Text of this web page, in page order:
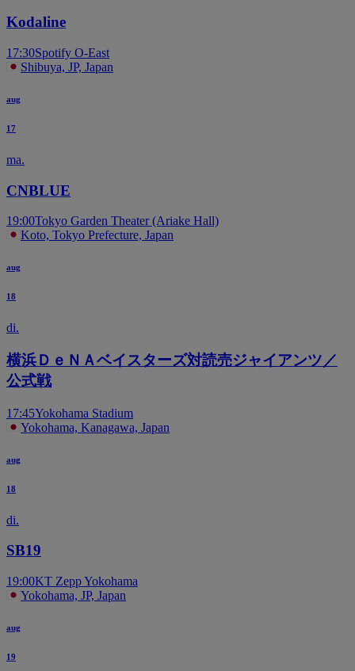
Kodaline
17:30Spotify O-East
Shibuya, JP, Japan
aug
17
ma.
CNBLUE
19:00Tokyo Garden Theater (Ariake Hall)
Koto, Tokyo Prefecture, Japan
aug
18
di.
横浜ＤｅＮＡベイスターズ対読売ジャイアンツ／
公式戦
17:45Yokohama Stadium
Yokohama, Kanagawa, Japan
aug
18
di.
SB19
19:00KT Zepp Yokohama
Yokohama, JP, Japan
aug
19